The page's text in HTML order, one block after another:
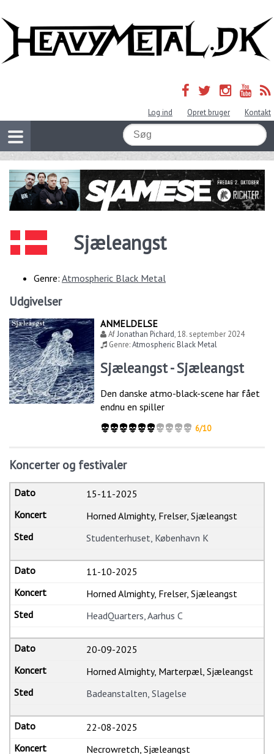
Log ind Opret bruger Kontakt
Sjæleangst
Genre: Atmospheric Black Metal
Udgivelser
ANMELDELSE
AfJonathan Pichard,18. september 2024
Genre:Atmospheric Black Metal
Sjæleangst - Sjæleangst
Den danske atmo-black-scene har fået
endnu en spiller
6/10
Koncerter og festivaler
15-11-2025
Horned Almighty, Frelser, Sjæleangst
Studenterhuset, København K
11-10-2025
Horned Almighty, Frelser, Sjæleangst
HeadQuarters, Aarhus C
20-09-2025
Horned Almighty, Marterpæl, Sjæleangst
Badeanstalten, Slagelse
22-08-2025
Necrowretch, Sjæleangst